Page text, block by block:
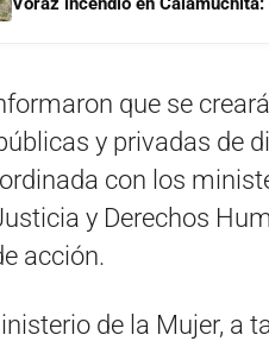
que se
y privadas de
con los
y Derechos
acción.
de la Mujer, a